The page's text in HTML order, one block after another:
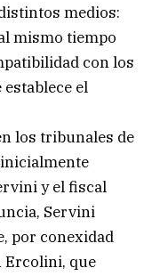
medios:
mismo tiempo
con los
el
los tribunales de
y el fiscal
Servini
por conexidad
Ercolini, que